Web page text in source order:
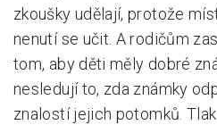
zkoušky udělají, protože
nenutí se učit. A rodičům
tom, aby děti měly dobré
nesledují to, zda známky
znalostí jejich potomků.